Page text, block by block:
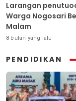
Larangan
Warga Nogosari
Malam
8 bulan yang lalu
PENDIDIKAN